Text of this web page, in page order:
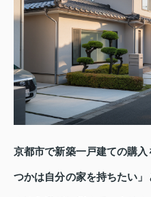
京都市で新築一戸建ての購
つかは自分の家を持ちたい